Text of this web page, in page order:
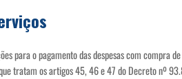
para o pagamento das despesas com compra
tratam os artigos 45, 46 e 47 do Decreto nº